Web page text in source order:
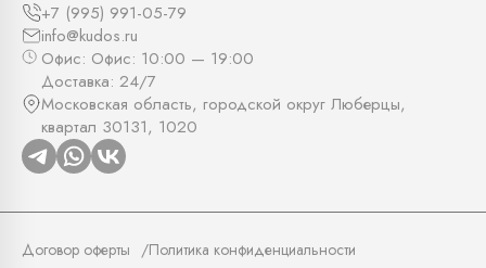
+7 (995) 991-05-79
info@kudos.ru
Офис: Офис: 10:00 — 19:00
Доставка: 24/7
Московская область, городской округ Люберцы,
квартал 30131, 1020
Договор оферты Политика конфиденциальности